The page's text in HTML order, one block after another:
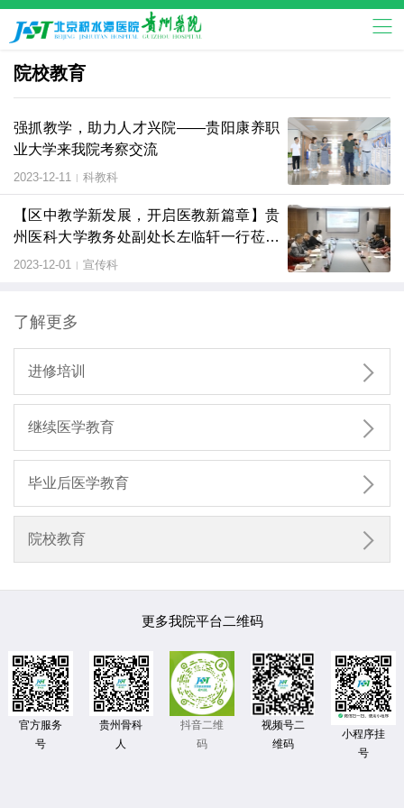
院校教育
强抓教学，助力人才兴院——贵阳康养职
业大学来我院考察交流
2023-12-11 | 科教科
【区中教学新发展，开启医教新篇章】贵
州医科大学教务处副处长左临轩一行莅临
我院调研指导医学教育的建设与发展
2023-12-01 | 宣传科
了解更多
进修培训 
继续医学教育 
毕业后医学教育 
院校教育 
更多我院平台二维码
官方服务
号
贵州骨科
人
抖音二维
码
视频号二
维码
小程序挂
号